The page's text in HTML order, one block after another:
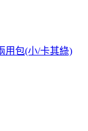
用包(小/卡其綠)